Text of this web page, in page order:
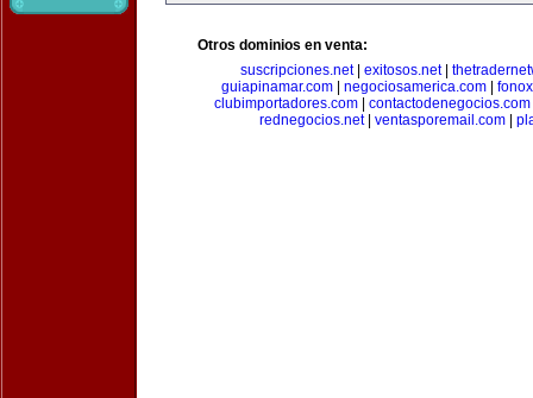
Otros dominios en venta:
suscripciones.net| exitosos.net|
guiapinamar.com
negociosamerica.com
clubimportadores.com
contactodenegocios.com
rednegocios.net| ventasporemail.com